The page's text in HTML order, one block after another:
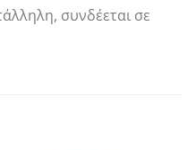
συνδέεται σε